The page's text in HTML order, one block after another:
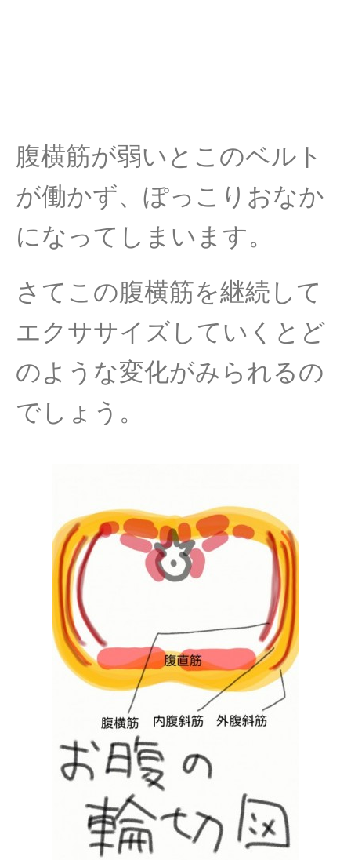
腹横筋が弱いとこのベルト
が働かず、 ぽっこりおなか
になってしまいます。
さてこの腹横筋を継続して
エクササイズしていくとど
のような変化がみられるの
でしょう。